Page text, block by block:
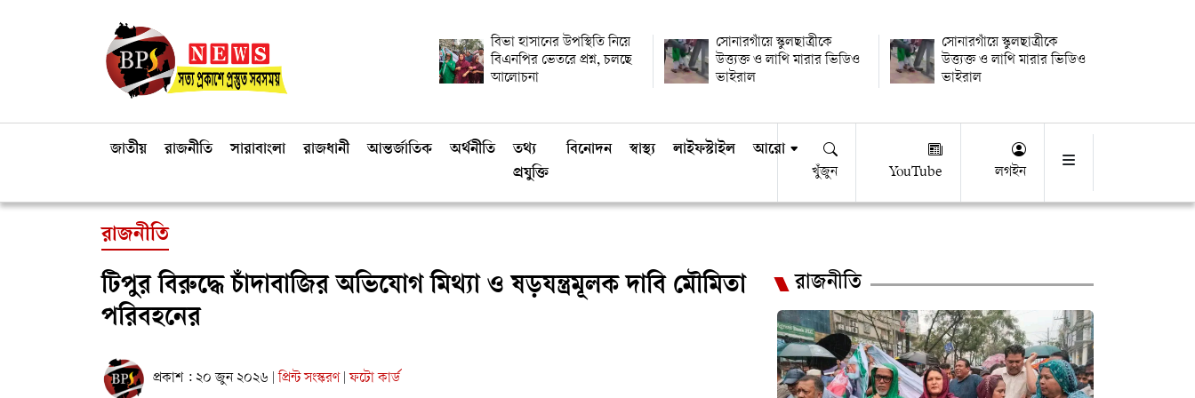
বিভা হাসানের উপস্থিতি নিয়ে
বিএনপির ভেতরে প্রশ্ন, চলছে
আলোচনা
সোনারগাঁয়ে স্কুলছাত্রীকে
উত্ত্যক্ত ও লাথি মারার ভিডিও
ভাইরাল
সোনারগাঁয়ে স্কুলছাত্রীকে
উত্ত্যক্ত ও লাথি মারার ভিডিও
ভাইরাল
জাতীয় রাজনীতি সারাবাংলা রাজধানী আন্তর্জাতিক অর্থনীতি
তথ্য
প্রযুক্তি
বিনোদন স্বাস্থ্য লাইফস্টাইল আরো
খুঁজুন YouTube লগইন
রাজনীতি
টিপুর বিরুদ্ধে চাঁদাবাজির অভিযোগ মিথ্যা ও ষড়যন্ত্রমূলক দাবি মৌমিতা
পরিবহনের
প্রকাশ : ২০ জুন ২০২৬ প্রিন্ট সংস্করণ ফটো কার্ড
রাজনীতি